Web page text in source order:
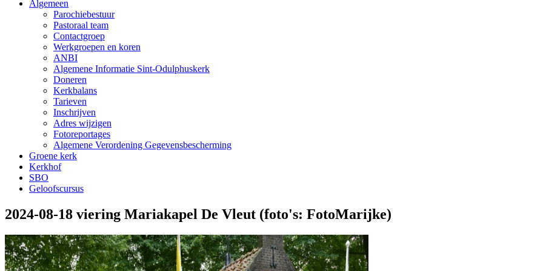
Algemeen
Parochiebestuur
Pastoraal team
Contactgroep
Werkgroepen en koren
ANBI
Algemene Informatie Sint-Odulphuskerk
Doneren
Kerkbalans
Tarieven
Inschrijven
Adres wijzigen
Fotoreportages
Algemene Verordening Gegevensbescherming
Groene kerk
Kerkhof
SBO
Geloofscursus
2024-08-18 viering Mariakapel De Vleut (foto's: FotoMarijke)